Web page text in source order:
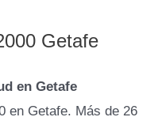
Getafe
en Getafe
en Getafe. Más de 26